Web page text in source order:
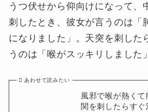
うつ伏せから仰向けになって、
刺したとき、彼女が言うのは「
になりました」。天突を刺した
うのは「喉がスッキリしました
あわせて読みたい
風邪で喉が熱く
関を刺したらすぐ